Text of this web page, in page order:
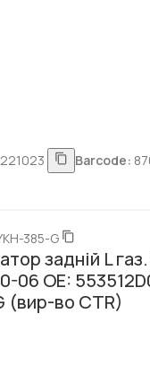
Barcode:
задній L
06 OE:
(вир-во CTR)
385-G